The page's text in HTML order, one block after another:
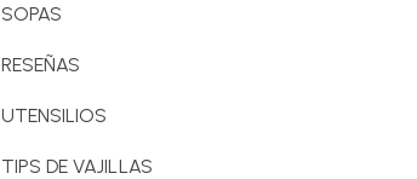
SOPAS
RESEÑAS
UTENSILIOS
TIPS DE VAJILLAS